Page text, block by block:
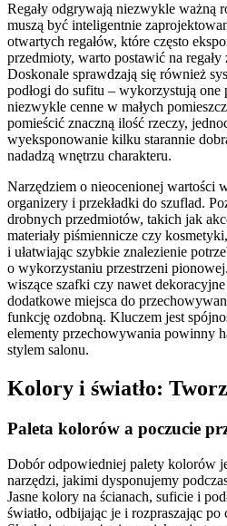
Regały odgrywają niezwykle ważną
muszą być inteligentnie
otwartych regałów, które często
przedmioty, warto postawić na
Doskonale sprawdzają się również
podłogi do sufitu – wykorzystują one
niezwykle cenne w małych
pomieścić znaczną ilość rzeczy,
wyeksponowanie kilku starannie
nadadzą wnętrzu charakteru.
Narzędziem o nieocenionej wartości
organizery i przekładki do szuflad.
drobnych przedmiotów, takich jak
materiały piśmiennicze czy
i ułatwiając szybkie znalezienie
o wykorzystaniu przestrzeni
wiszące szafki czy nawet
dodatkowe miejsca do
funkcję ozdobną. Kluczem jest
elementy przechowywania powinny
stylem salonu.
Kolory i światło:
Paleta kolorów a poczucie
Dobór odpowiedniej palety kolorów
narzędzi, jakimi dysponujemy
Jasne kolory na ścianach, suficie i
światło, odbijając je i rozpraszając po